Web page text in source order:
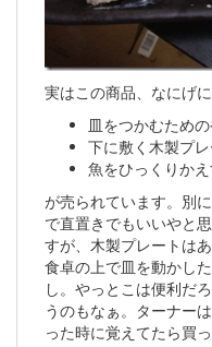
実はこの商品、なにげ
皿をつかむため
下に敷く木製プレ
魚をひっくりか
が売られています。別
で直置きでもいいやと
すが、木製プレートは
食卓の上で皿を動かし
し。やっとこは便利だ
うのもなぁ。ターナー
った時に覚えてたら買